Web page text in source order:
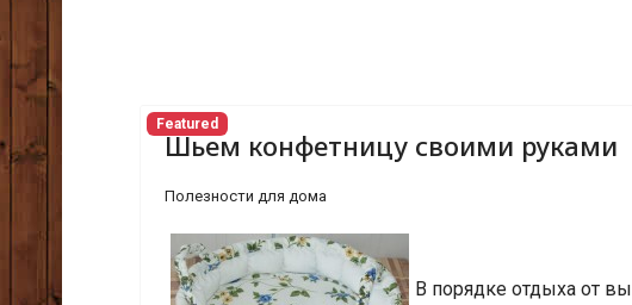
Featured
Шьем конфетницу своими руками
Полезности для дома
В порядке отдыха от